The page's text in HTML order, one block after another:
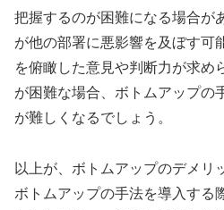
把握するのが困難になる場合が
が他の部署に悪影響を及ぼす可
を俯瞰した意見や判断力が求め
が困難な場合、ボトムアップの
が難しくなるでしょう。
以上が、ボトムアップのデメリ
ボトムアップの手法を導入する